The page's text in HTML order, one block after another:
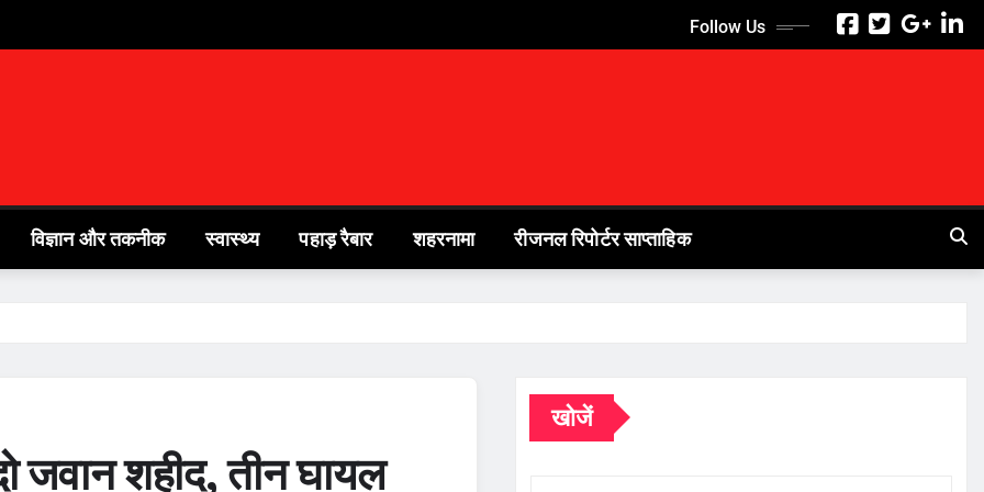
Follow Us
विज्ञान और तकनीक स्वास्थ्य पहाड़ रैबार शहरनामा रीजनल रिपोर्टर साप्ताहिक
शहीद, तीन घायल
खोजें